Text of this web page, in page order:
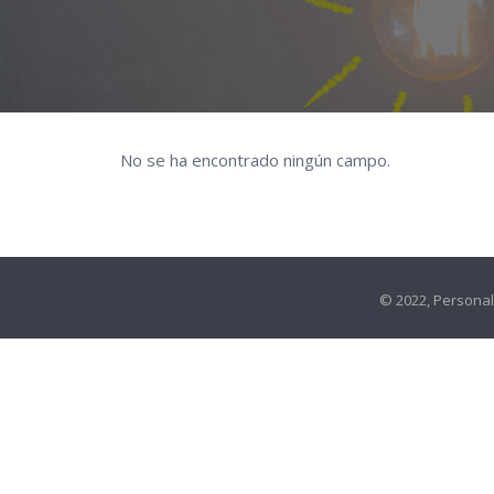
No se ha encontrado ningún campo.
© 2022,